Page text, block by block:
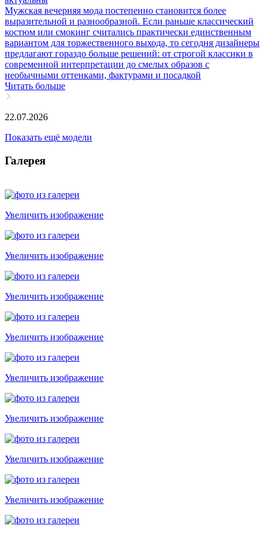
Мужская вечерняя мода постепенно становится более
выразительной и разнообразной. Если раньше классический
костюм или смокинг считались практически единственным
вариантом для торжественного выхода, то сегодня дизайнеры
предлагают гораздо больше решений: от строгой классики в
современной интерпретации до смелых образов с
необычными оттенками, фактурами и посадкой
Читать больше
22.07.2026
Показать ещё модели
Галерея
Увеличить изображение
Увеличить изображение
Увеличить изображение
Увеличить изображение
Увеличить изображение
Увеличить изображение
Увеличить изображение
Увеличить изображение